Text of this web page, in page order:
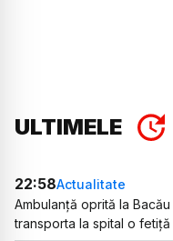
ULTIMELE
22:58Actualitate
Ambulanță oprită la
transporta la spital o